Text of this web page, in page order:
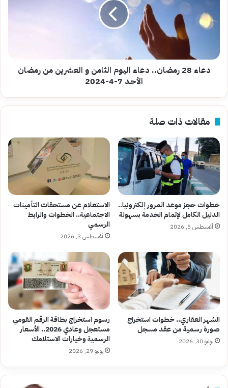
2024
اليوم
الثامن
من
رمضان
4-
دعاء 28 رمضان.. دعاء اليوم الثامن و العشرين من رمضان
الأحد 7-4-2024
مقالات ذات صلة
خطوات حجز موعد المرور إلكترونيا..
الدليل الكامل لإتمام الخدمة بسهولة
أغسطس 5, 2026
الاستعلام عن مستحقات التأمينات
الاجتماعية.. الخطوات والرابط
الرسمي
أغسطس 3, 2026
الشهر العقاري.. خطوات استخراج
صورة رسمية من عقد مسجل
يوليو 30, 2026
رسوم استخراج بطاقة الرقم القومي
مستعجل وعادي 2026.. الأسعار
الرسمية وخيارات الاستلامك
يوليو 29, 2026